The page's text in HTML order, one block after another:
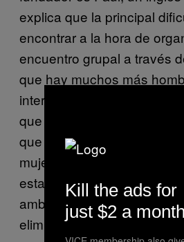
explica que la principal
encontrar a la hora de
encuentro grupal a través
que hay muchos más
interesados en participar.
que «la regla general de
que los hombres deben
mujeres piden, teniendo en
establecidos de
ambas partes pactan, es,
eliminación de cualquier
Kill the ads for
just $2 a month